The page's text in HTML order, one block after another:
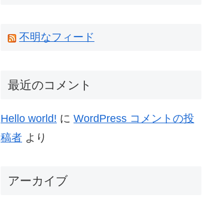
不明なフィード
最近のコメント
Hello world! に WordPress コメントの投
稿者 より
アーカイブ